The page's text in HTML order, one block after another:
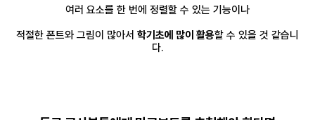
여러 요소를 한 번에 정렬할 수 있는 기능이나
적절한 폰트와 그림이 많아서 학기초에 많이 활용할 수 있을 것 같습니
다.